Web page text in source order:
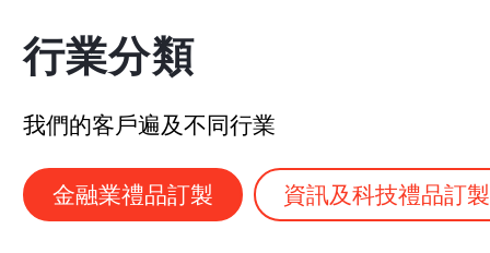
行業分類
我們的客戶遍及不同行業
金融業禮品訂製 資訊及科技禮品訂製